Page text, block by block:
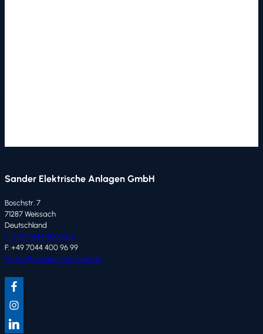
Sander Elektrische Anlagen GmbH
Boschstr. 7
71287 Weissach
Deutschland
T: +49 7044 400 96 0
F: +49 7044 400 96 99
M: info@sander-batterien.de